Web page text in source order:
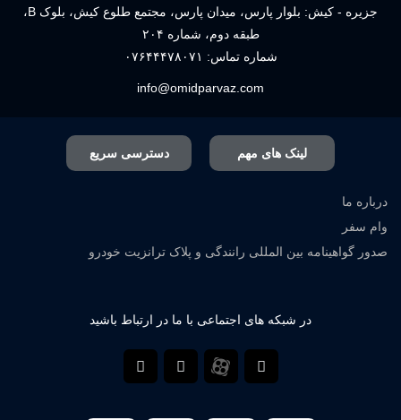
جزیره - کیش: بلوار پارس، میدان پارس، مجتمع طلوع کیش، بلوک B،
طبقه دوم، شماره ۲۰۴
شماره تماس: ۰۷۶۴۴۴۷۸۰۷۱
info@omidparvaz.com
لینک های مهم دسترسی سریع
درباره ما
وام سفر
صدور گواهینامه بین المللی رانندگی و پلاک ترانزیت خودرو
در شبکه های اجتماعی با ما در ارتباط باشید